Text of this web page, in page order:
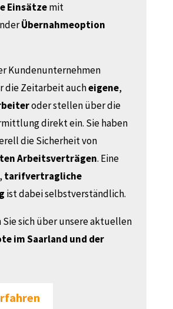
Einsätzemit
Übernahmeoption
Kundenunternehmen
die Zeitarbeit aucheigene,
oder stellen über die
direkt ein. Sie haben
die Sicherheit von
Arbeitsverträgen. Eine
tarifvertragliche
ist dabei selbstverständlich.
sich über unsere aktuellen
im Saarland und der